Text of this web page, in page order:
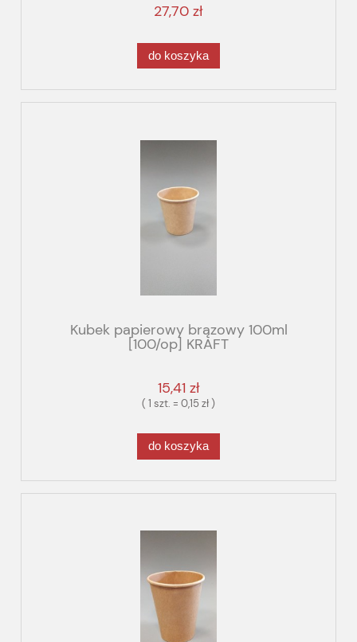
27,70 zł
do koszyka
Kubek papierowy brązowy 100ml
[100/op] KRAFT
15,41 zł
( 1 szt. = 0,15 zł )
do koszyka